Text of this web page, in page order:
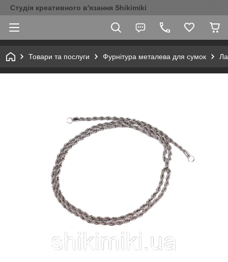
Студія креативного в'язання Shikimiki
Товари та послуги Фурнітура металева для сумок